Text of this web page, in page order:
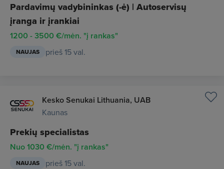
Pardavimų vadybininkas (-ė) | Autoservisų
įranga ir įrankiai
1200 - 3500 €/mėn. "į rankas"
NAUJAS prieš 15 val.
Kesko Senukai Lithuania, UAB
Kaunas
Prekių specialistas
Nuo 1030 €/mėn. "į rankas"
NAUJAS prieš 15 val.